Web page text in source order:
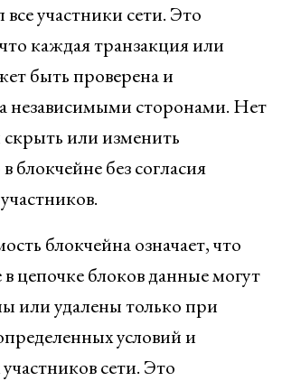
участники сети. Это
каждая транзакция или
быть проверена и
независимыми сторонами. Нет
или изменить
без согласия
блокчейна означает, что
цепочке блоков данные могут
или удалены только при
условий и
участников сети. Это